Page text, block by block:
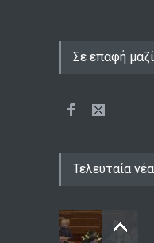
Σε επαφή
Τελευταία νέα